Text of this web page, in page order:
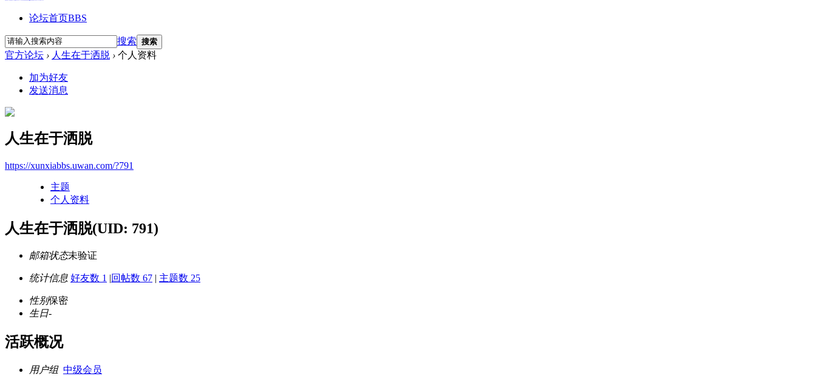
论坛首页BBS
搜索 搜索
官方论坛 › 人生在于洒脱 › 个人资料
加为好友
发送消息
人生在于洒脱
https://xunxiabbs.uwan.com/?791
主题
个人资料
人生在于洒脱(UID: 791)
邮箱状态未验证
统计信息 好友数 1 |回帖数 67 | 主题数 25
性别保密
生日-
活跃概况
用户组 中级会员